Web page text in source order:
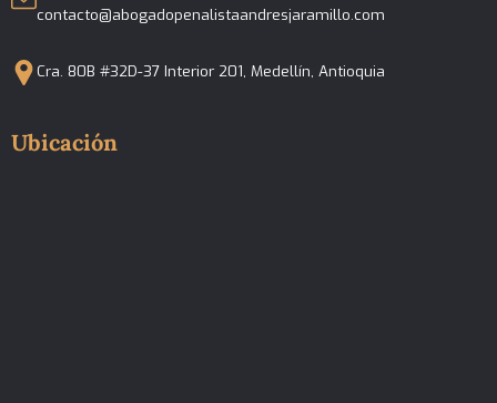
contacto@abogadopenalistaandresjaramillo.com
Cra. 80B #32D-37 Interior 201, Medellín, Antioquia
Ubicación